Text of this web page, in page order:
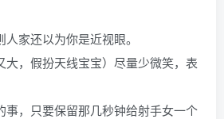
家还以为你是近视眼。
大，假扮天线宝宝）尽量少微笑，表
事，只要保留那几秒钟给射手女一个